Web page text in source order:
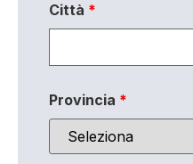
Città *
Provincia *